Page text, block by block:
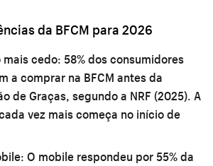
da BFCM para 2026
mais cedo: 58% dos consumidores
a comprar na BFCM antes da
de Graças, segundo a NRF (2025). A
vez mais começa no início de
O mobile respondeu por 55% da